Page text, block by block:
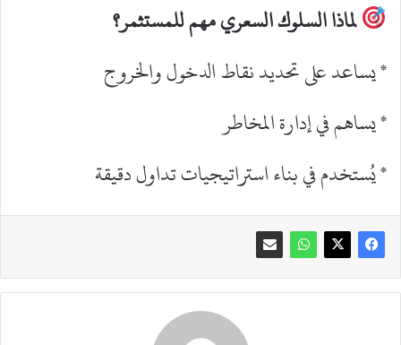
لماذا السلوك السعري مهم للمستثمر؟
* يساعد على تحديد نقاط الدخول والخروج
* يساهم في إدارة المخاطر
* يُستخدم في بناء استراتيجيات تداول دقيقة